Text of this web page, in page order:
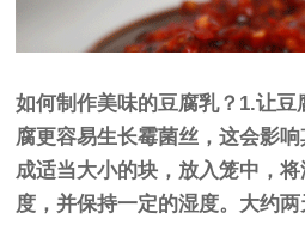
如何制作美味的豆腐乳？1.让
腐更容易生长霉菌丝，这会影
成适当大小的块，放入笼中，
度，并保持一定的湿度。大约